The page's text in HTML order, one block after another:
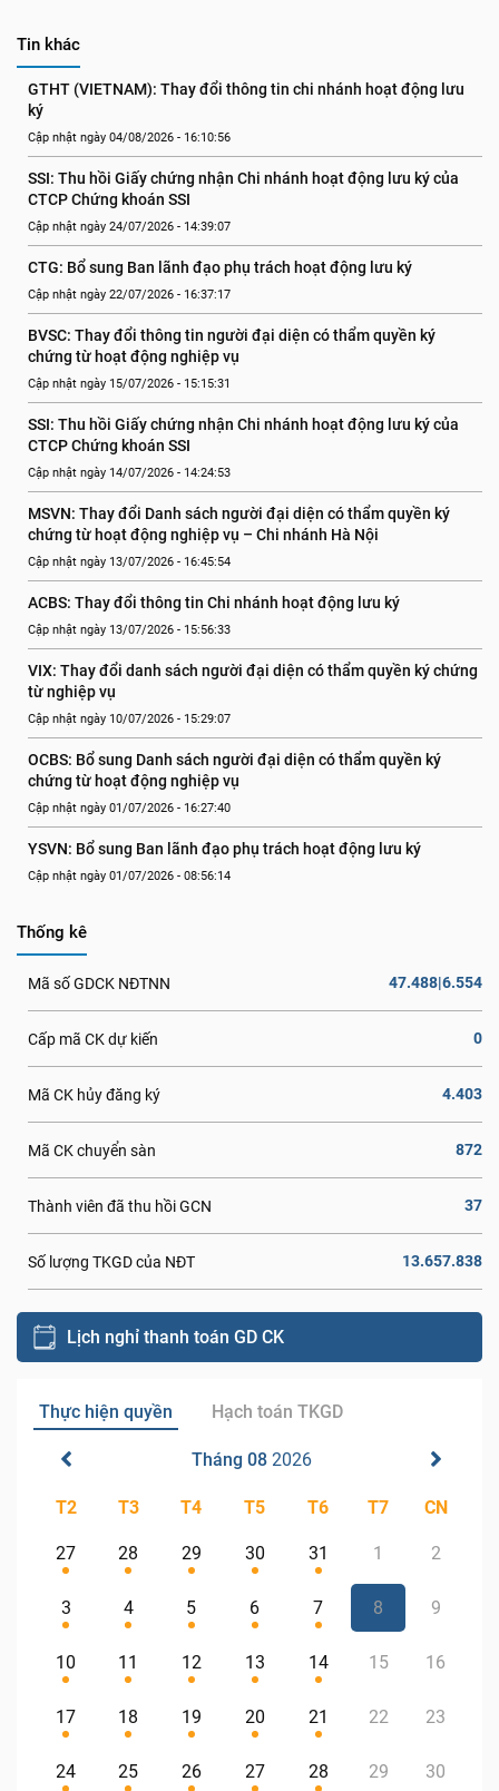
Tin khác
GTHT (VIETNAM): Thay đổi thông tin chi nhánh hoạt động lưu
ký
Cập nhật ngày 04/08/2026 - 16:10:56
SSI: Thu hồi Giấy chứng nhận Chi nhánh hoạt động lưu ký của
CTCP Chứng khoán SSI
Cập nhật ngày 24/07/2026 - 14:39:07
CTG: Bổ sung Ban lãnh đạo phụ trách hoạt động lưu ký
Cập nhật ngày 22/07/2026 - 16:37:17
BVSC: Thay đổi thông tin người đại diện có thẩm quyền ký
chứng từ hoạt động nghiệp vụ
Cập nhật ngày 15/07/2026 - 15:15:31
SSI: Thu hồi Giấy chứng nhận Chi nhánh hoạt động lưu ký của
CTCP Chứng khoán SSI
Cập nhật ngày 14/07/2026 - 14:24:53
MSVN: Thay đổi Danh sách người đại diện có thẩm quyền ký
chứng từ hoạt động nghiệp vụ – Chi nhánh Hà Nội
Cập nhật ngày 13/07/2026 - 16:45:54
ACBS: Thay đổi thông tin Chi nhánh hoạt động lưu ký
Cập nhật ngày 13/07/2026 - 15:56:33
VIX: Thay đổi danh sách người đại diện có thẩm quyền ký chứng
từ nghiệp vụ
Cập nhật ngày 10/07/2026 - 15:29:07
OCBS: Bổ sung Danh sách người đại diện có thẩm quyền ký
chứng từ hoạt động nghiệp vụ
Cập nhật ngày 01/07/2026 - 16:27:40
YSVN: Bổ sung Ban lãnh đạo phụ trách hoạt động lưu ký
Cập nhật ngày 01/07/2026 - 08:56:14
Thống kê
Mã số GDCK NĐTNN 47.488|6.554
Cấp mã CK dự kiến 0
Mã CK hủy đăng ký 4.403
Mã CK chuyển sàn 872
Thành viên đã thu hồi GCN 37
Số lượng TKGD của NĐT 13.657.838
Lịch nghỉ thanh toán GD CK
Thực hiện quyền Hạch toán TKGD
Tháng 08 2026
T2 T3 T4 T5 T6 T7 CN
27 28 29 30 31 1 2
3 4 5 6 7 8 9
10 11 12 13 14 15 16
17 18 19 20 21 22 23
24 25 26 27 28 29 30